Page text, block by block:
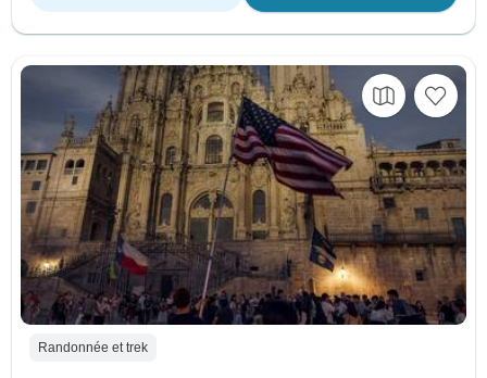
Randonnée et trek